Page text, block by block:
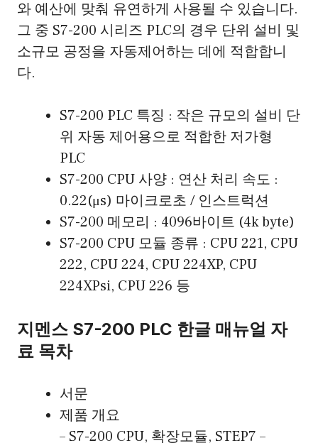
와 예산에 맞춰 유연하게 사용될 수 있습니다.
그 중 S7-200 시리즈 PLC의 경우 단위 설비 및
소규모 공정을 자동제어하는 데에 적합합니
다.
S7-200 PLC 특징 : 작은 규모의 설비 단
위 자동 제어용으로 적합한 저가형
PLC
S7-200 CPU 사양 : 연산 처리 속도 :
0.22(μs) 마이크로초 / 인스트럭션
S7-200 메모리 : 4096바이트 (4k byte)
S7-200 CPU 모듈 종류 : CPU 221, CPU
222, CPU 224, CPU 224XP, CPU
224XPsi, CPU 226 등
지멘스 S7-200 PLC 한글 매뉴얼 자
료 목차
서문
제품 개요
– S7-200 CPU, 확장모듈, STEP7 –